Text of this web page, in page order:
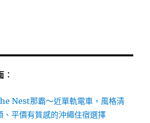
Nest那霸～近單軌電車，風格清
、平價有質感的沖繩住宿選擇